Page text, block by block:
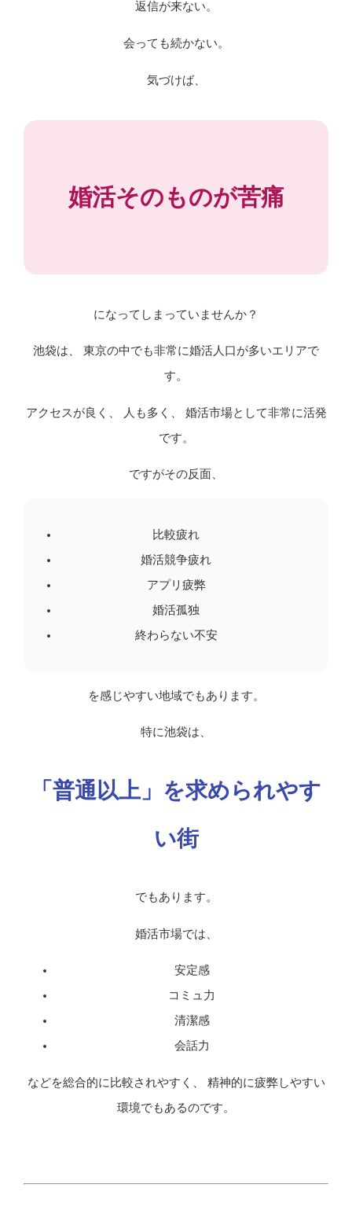
返信が来ない。
会っても続かない。
気づけば、
婚活そのものが苦痛
になってしまっていませんか？
池袋は、 東京の中でも非常に婚活人口が多いエリアで
す。
アクセスが良く、 人も多く、 婚活市場として非常に活発
です。
ですがその反面、
比較疲れ
婚活競争疲れ
アプリ疲弊
婚活孤独
終わらない不安
を感じやすい地域でもあります。
特に池袋は、
「普通以上」を求められやす
い街
でもあります。
婚活市場では、
安定感
コミュ力
清潔感
会話力
などを総合的に比較されやすく、 精神的に疲弊しやすい
環境でもあるのです。